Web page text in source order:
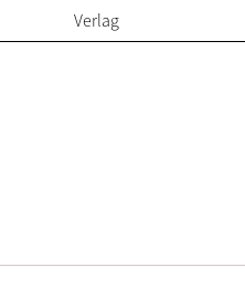
Verlag